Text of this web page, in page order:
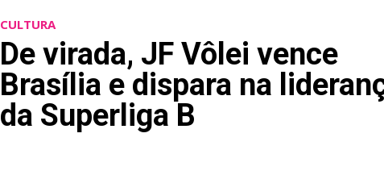
CULTURA
De virada, JF Vôlei vence
Brasília e dispara na
da Superliga B